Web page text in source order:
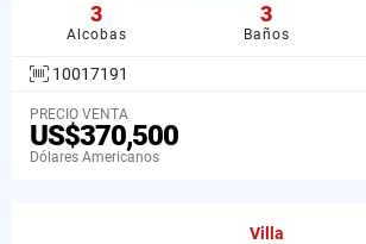
3
Alcobas
3
Baños
10017191
PRECIO VENTA
US$370,500
Dólares Americanos
Villa